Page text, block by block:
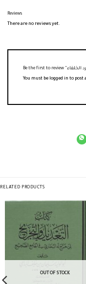
Reviews
There are no reviews yet.
You must be logged in to post
RELATED PRODUCTS
OUT OF STOCK